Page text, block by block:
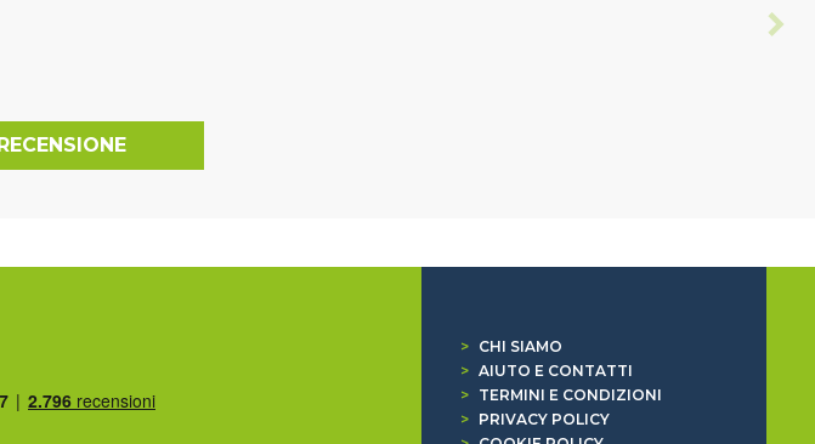
>
CHI SIAMO
> AIUTO E CONTATTI
>
TERMINI E CONDIZIONI
>
PRIVACY POLICY